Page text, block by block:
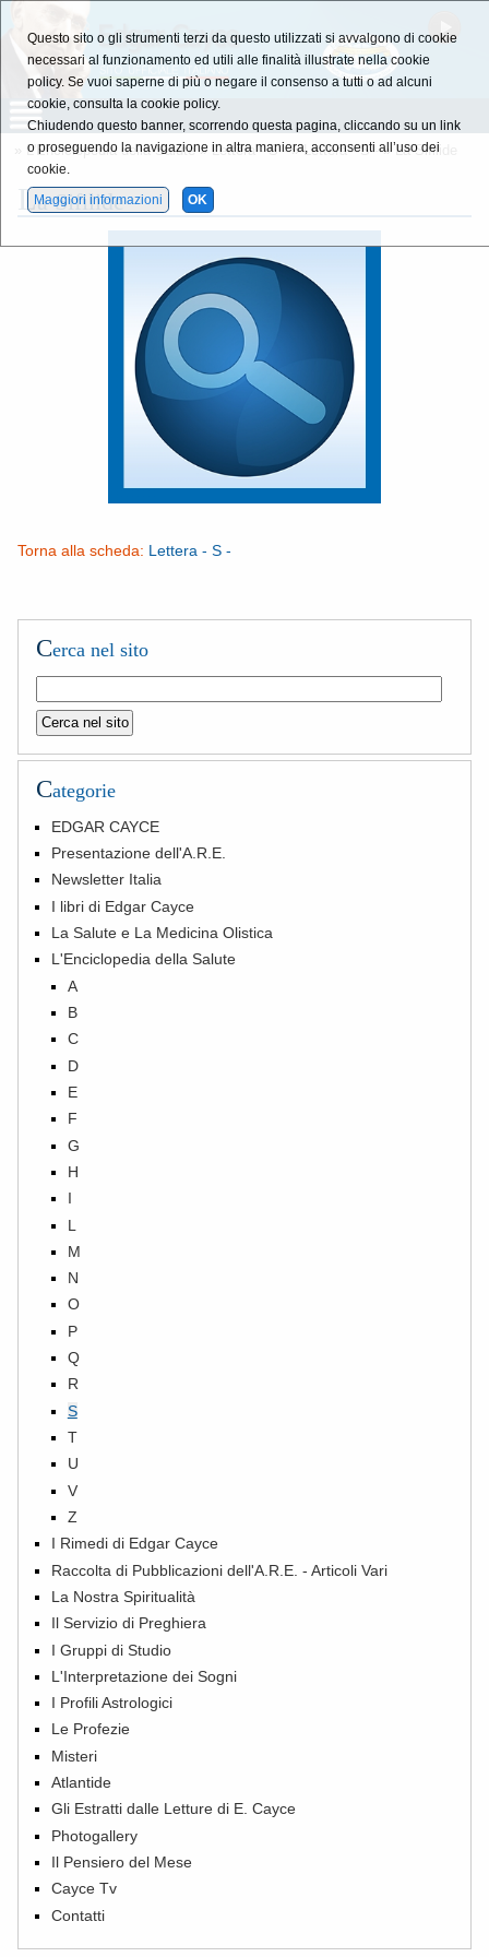
L'Enciclopedia della Salute » Lettera - S - »Lettera - S - »La Sifilide
La Sifilide
Torna alla scheda: Lettera - S -
Cerca nel sito
Categorie
EDGAR CAYCE
Presentazione dell'A.R.E.
Newsletter Italia
I libri di Edgar Cayce
La Salute e La Medicina Olistica
L'Enciclopedia della Salute
A
B
C
D
E
F
G
H
I
L
M
N
O
P
Q
R
S
T
U
V
Z
I Rimedi di Edgar Cayce
Raccolta di Pubblicazioni dell'A.R.E. - Articoli Vari
La Nostra Spiritualità
Il Servizio di Preghiera
I Gruppi di Studio
L'Interpretazione dei Sogni
I Profili Astrologici
Le Profezie
Misteri
Atlantide
Gli Estratti dalle Letture di E. Cayce
Photogallery
Il Pensiero del Mese
Cayce Tv
Contatti
Questo sito o gli strumenti terzi da questo utilizzati si avvalgono di cookie
necessari al funzionamento ed utili alle finalità illustrate nella cookie
policy. Se vuoi saperne di più o negare il consenso a tutti o ad alcuni
cookie, consulta la cookie policy.
Chiudendo questo banner, scorrendo questa pagina, cliccando su un link
o proseguendo la navigazione in altra maniera, acconsenti all’uso dei
cookie.
Maggiori informazioni
OK